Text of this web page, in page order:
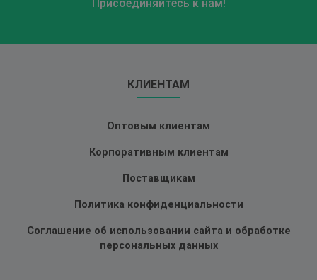
Присоединяйтесь к нам!
КЛИЕНТАМ
Оптовым клиентам
Корпоративным клиентам
Поставщикам
Политика конфиденциальности
Соглашение об использовании сайта и обработке
персональных данных